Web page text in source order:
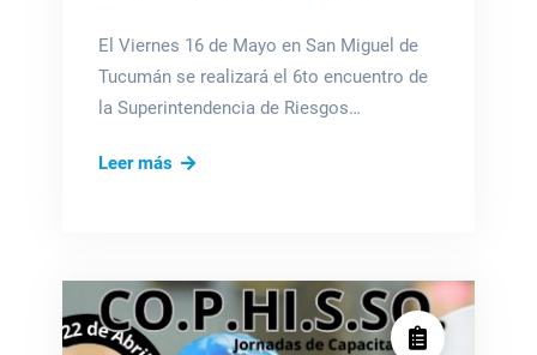
El Viernes 16 de Mayo en San Miguel de
Tucumán se realizará el 6to encuentro de
la Superintendencia de Riesgos…
Leer más6to